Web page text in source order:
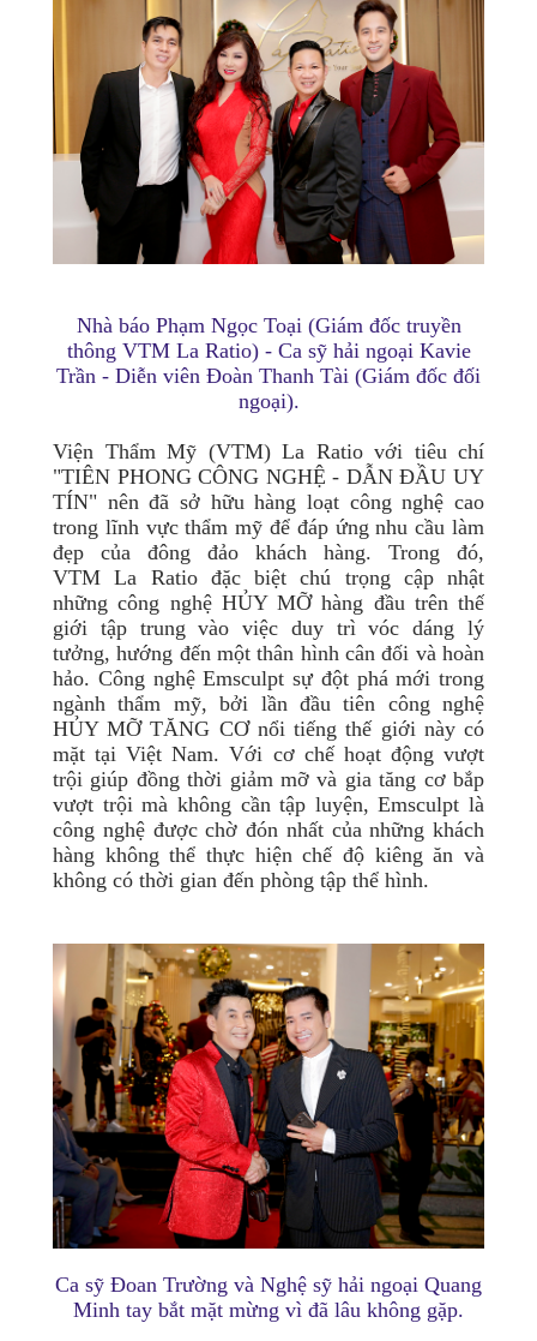
Nhà báo Phạm Ngọc Toại (Giám đốc truyền
thông VTM La Ratio) - Ca sỹ hải ngoại Kavie
Trần - Diễn viên Đoàn Thanh Tài (Giám đốc đối
ngoại).
Viện Thẩm Mỹ (VTM) La Ratio với tiêu chí
"TIÊN PHONG CÔNG NGHỆ - DẪN ĐẦU UY
TÍN" nên đã sở hữu hàng loạt công nghệ cao
trong lĩnh vực thẩm mỹ để đáp ứng nhu cầu làm
đẹp của đông đảo khách hàng. Trong đó,
VTM La Ratio đặc biệt chú trọng cập nhật
những công nghệ HỦY MỠ hàng đầu trên thế
giới tập trung vào việc duy trì vóc dáng lý
tưởng, hướng đến một thân hình cân đối và hoàn
hảo. Công nghệ Emsculpt sự đột phá mới trong
ngành thẩm mỹ, bởi lần đầu tiên công nghệ
HỦY MỠ TĂNG CƠ nổi tiếng thế giới này có
mặt tại Việt Nam. Với cơ chế hoạt động vượt
trội giúp đồng thời giảm mỡ và gia tăng cơ bắp
vượt trội mà không cần tập luyện, Emsculpt là
công nghệ được chờ đón nhất của những khách
hàng không thể thực hiện chế độ kiêng ăn và
không có thời gian đến phòng tập thể hình.
Ca sỹ Đoan Trường và Nghệ sỹ hải ngoại Quang
Minh tay bắt mặt mừng vì đã lâu không gặp.